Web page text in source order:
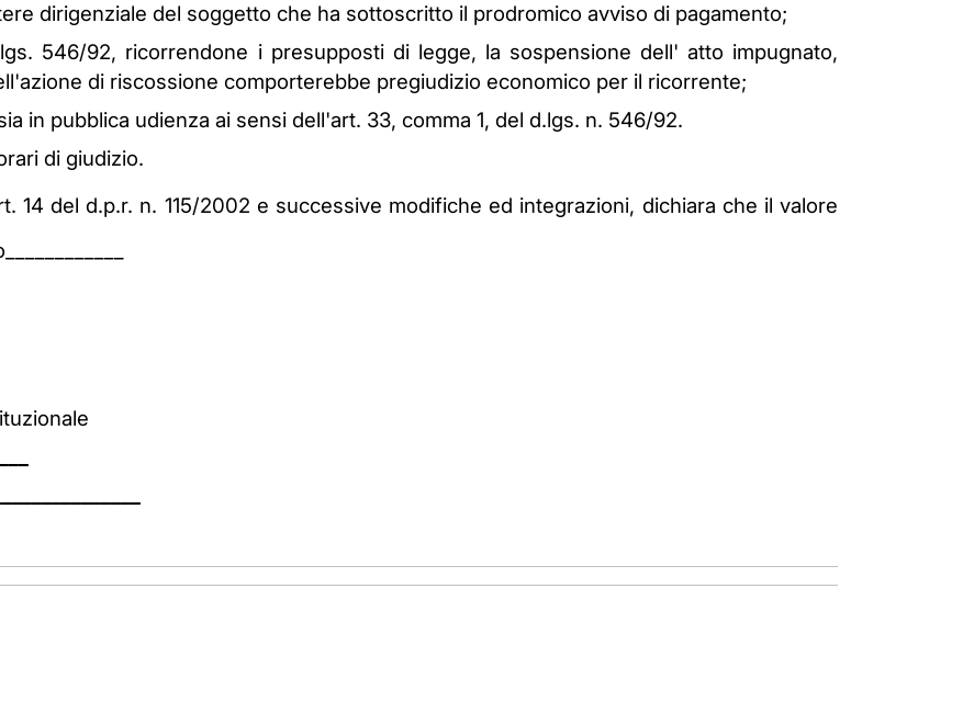
dirigenziale del soggetto che ha sottoscritto il prodromico avviso di pagamento;
546/92, ricorrendone i presupposti di legge, la sospensione dell' atto impugnato,
di riscossione comporterebbe pregiudizio economico per il ricorrente;
in pubblica udienza ai sensi dell'art. 33, comma 1, del d.lgs. n. 546/92.
di giudizio.
14 del d.p.r. n. 115/2002 e successive modifiche ed integrazioni, dichiara che il valore